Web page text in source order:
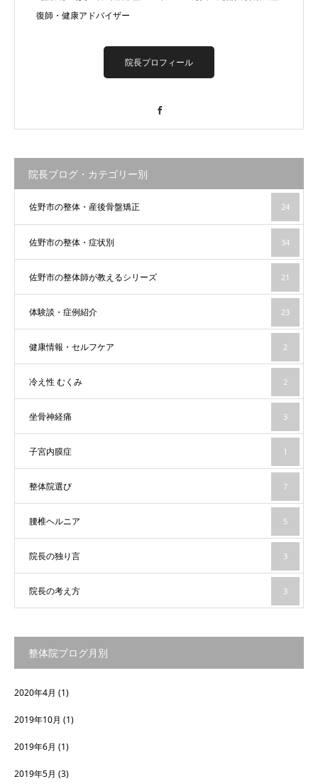
復師・健康アドバイザー
院長プロフィール
院長ブログ・カテゴリー別
佐野市の整体・産後骨盤矯正 24
佐野市の整体・症状別 34
佐野市の整体師が教えるシリーズ 21
体験談・症例紹介 23
健康情報・セルフケア 2
冷え性 むくみ 2
坐骨神経痛 3
子宮内膜症 1
整体院選び 7
腰椎ヘルニア 5
院長の独り言 3
院長の考え方 3
整体院ブログ月別
2020年4月 (1)
2019年10月 (1)
2019年6月 (1)
2019年5月 (3)